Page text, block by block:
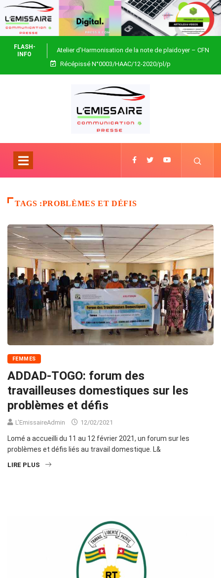
FLASH-
INFO
Atelier d’Harmonisation de la note de plaidoyer – CFN
Togo
Récépissé N°0003/HAAC/12-2020/pl/p
TAGS :PROBLÈMES ET DÉFIS
FEMMES
ADDAD-TOGO: forum des
travailleuses domestiques sur les
problèmes et défis
L'EmissaireAdmin 12/02/2021
Lomé a accueilli du 11 au 12 février 2021, un forum sur les
problèmes et défis liés au travail domestique. L&
LIRE PLUS